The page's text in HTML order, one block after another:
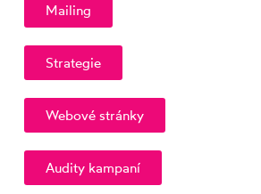
Mailing
Strategie
Webové stránky
Audity kampaní